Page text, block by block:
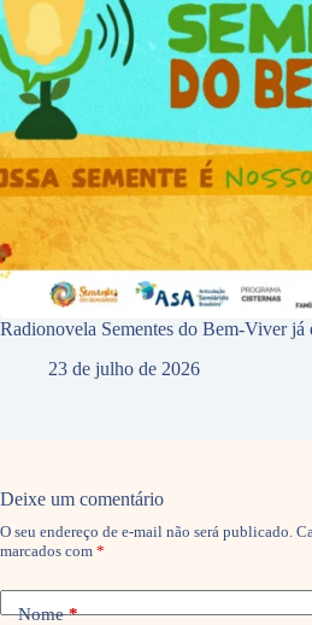
Radionovela Sementes do Bem-Viver já
23 de julho de 2026
Deixe um comentário
O seu endereço de e-mail não será publicado.
marcados com *
Nome*